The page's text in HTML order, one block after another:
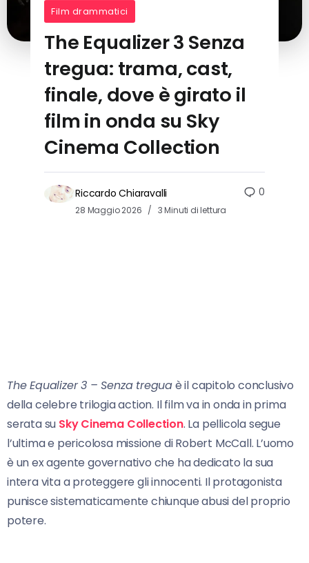
Film drammatici
The Equalizer 3 Senza
tregua: trama, cast,
finale, dove è girato il
film in onda su Sky
Cinema Collection
Riccardo Chiaravalli
28 Maggio 2026 3 Minuti di lettura
0
The Equalizer 3 – Senza treguaè il capitolo conclusivo
della celebre trilogia action. Il film va in onda in prima
serata su Sky Cinema Collection. La pellicola segue
l’ultima e pericolosa missione di Robert McCall. L’uomo
è un ex agente governativo che ha dedicato la sua
intera vita a proteggere gli innocenti. Il protagonista
punisce sistematicamente chiunque abusi del proprio
potere.